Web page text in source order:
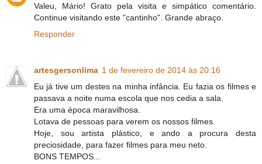
Valeu, Mário! Grato pela visita e simpático comentário.
Continue visitando este "cantinho". Grande abraço.
Responder
artesgersonlima 1 de fevereiro de 2014 às 20:16
Eu já tive um destes na minha infância. Eu fazia os filmes e
passava a noite numa escola que nos cedia a sala.
Era uma época maravilhosa.
Lotava de pessoas para verem os nossos filmes.
Hoje, sou artista plástico, e ando a procura desta
preciosidade, para fazer filmes para meu neto.
BONS TEMPOS...